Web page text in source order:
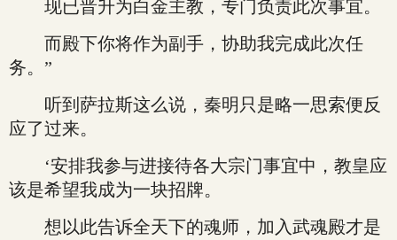
现已晋升为白金主教，专门负责此次事宜。
而殿下你将作为副手，协助我完成此次任
务。”
听到萨拉斯这么说，秦明只是略一思索便反
应了过来。
‘安排我参与进接待各大宗门事宜中，教皇应
该是希望我成为一块招牌。
想以此告诉全天下的魂师，加入武魂殿才是